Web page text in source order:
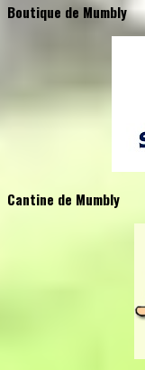
Boutique de Mumbly
Cantine de Mumbly